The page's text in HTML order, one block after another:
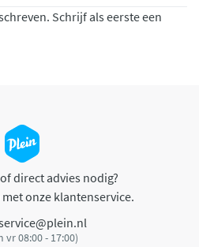
Schrijf als eerste een
direct advies nodig?
onze klantenservice.
vr 08:00 - 17:00)